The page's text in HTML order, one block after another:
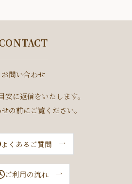
お問い合わせ
安に返信をいたします。
の前にご覧ください。
よくあるご質問
ご利用の流れ